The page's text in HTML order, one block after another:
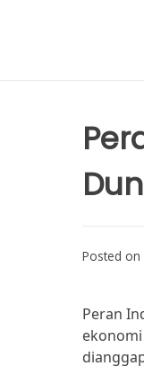
Posted on
Peran